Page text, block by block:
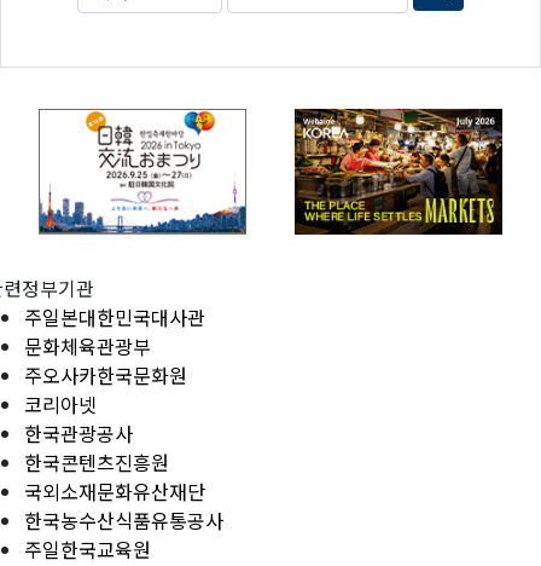
정부기관
주일본대한민국대사관
문화체육관광부
주오사카한국문화원
코리아넷
한국관광공사
한국콘텐츠진흥원
국외소재문화유산재단
한국농수산식품유통공사
주일한국교육원